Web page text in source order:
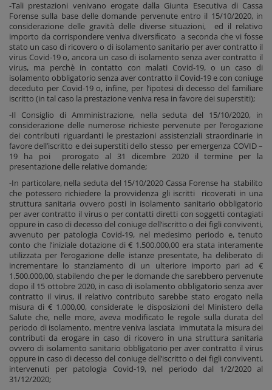
-Tali prestazioni venivano erogate dalla Giunta Esecutiva di Cassa
Forense sulla base delle domande pervenute entro il 15/10/2020, in
considerazione delle gravità delle diverse situazioni, ed il relativo
importo da corrispondere veniva diversiﬁcato a seconda che vi fosse
stato un caso di ricovero o di isolamento sanitario per aver contratto il
virus Covid-19 o, ancora un caso di isolamento senza aver contratto il
virus, ma perchè in contatto con malati Covid-19, o un caso di
isolamento obbligatorio senza aver contratto il Covid-19 e con coniuge
deceduto per Covid-19 o, infine, per l’ipotesi di decesso del familiare
iscritto (in tal caso la prestazione veniva resa in favore dei superstiti);
-Il Consiglio di Amministrazione, nella seduta del 15/10/2020, in
considerazione delle numerose richieste pervenute per l’erogazione
dei contributi riguardanti le prestazioni assistenziali straordinarie in
favore dell’iscritto e dei superstiti dello stesso per emergenza COVID –
19 ha poi prorogato al 31 dicembre 2020 il termine per la
presentazione delle relative domande;
-In particolare, nella seduta del 15/10/2020 Cassa Forense ha stabilito
che potessero richiedere la provvidenza gli iscritti ricoverati in una
struttura sanitaria ovvero posti in isolamento sanitario obbligatorio
per aver contratto il virus o per contatti diretti con soggetti contagiati
oppure in caso di decesso del coniuge dell’iscritto o dei figli conviventi,
avvenuto per patologia Covid-19, nel medesimo periodo e, tenuto
conto che l’iniziale dotazione di € 1.500.000,00 era stata interamente
utilizzata per l’erogazione delle istanze presentate, ha deliberato di
incrementare lo stanziamento di un ulteriore importo pari ad €
1.500.000,00, stabilendo che per le domande che sarebbero pervenute
dopo il 15 ottobre 2020, in caso di isolamento obbligatorio senza aver
contratto il virus, il relativo contributo sarebbe stato erogato nella
misura di € 1.000,00, considerate le disposizioni del Ministero della
Salute che, nelle more, aveva modificato le regole sulla durata del
periodo di isolamento, mentre veniva lasciata immutata la misura dei
contributi da erogare in caso di ricovero in una struttura sanitaria
ovvero di isolamento sanitario obbligatorio per aver contratto il virus
oppure in caso di decesso del coniuge dell’iscritto o dei figli conviventi,
intervenuti per patologia Covid-19, nel periodo dal 1/2/2020 al
31/12/2020;